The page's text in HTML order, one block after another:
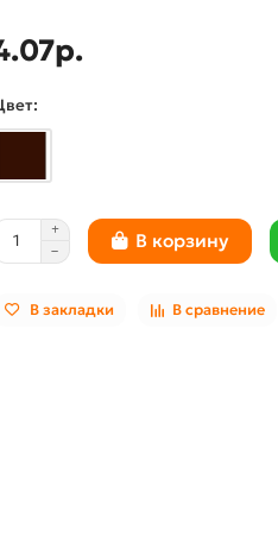
В корзину
В закладки В сравнение